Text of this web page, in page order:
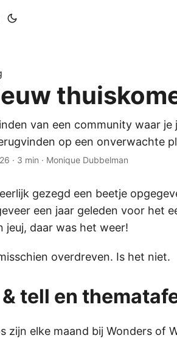
van een community waar
op een onverwachte
· 3 min · Monique Dubbelman
gezegd een beetje
een jaar geleden voor het
jeuj, daar was het weer!
overdreven. Is het niet.
tell en
zijn elke maand bij Wonders of